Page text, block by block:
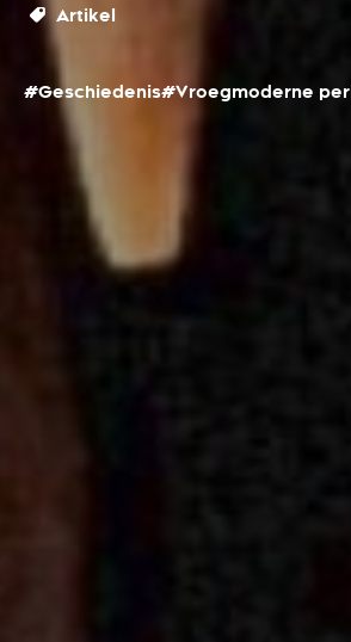
Artikel
#Geschiedenis#Vroegmoderne